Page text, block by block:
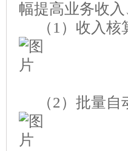
幅提高业务收
（ 1 ）收入核
（2 ）批量自